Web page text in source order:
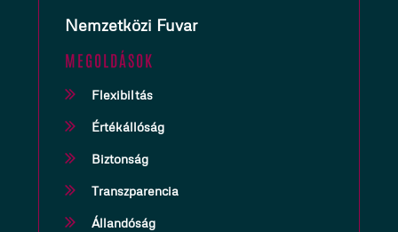
Nemzetközi Fuvar
MEGOLDÁSOK
Flexibiltás
Értékállóság
Biztonság
Transzparencia
Állandóság